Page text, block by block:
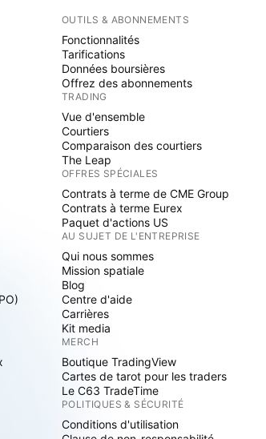
OUTILS & ABONNEMENTS
Fonctionnalités
Tarifications
Données boursières
Offrez des abonnements
TRADING
Vue d'ensemble
Courtiers
Comparaison des courtiers
The Leap
OFFRES SPÉCIALES
Contrats à terme de CME Group
Contrats à terme Eurex
Paquet d'actions US
AU SUJET DE L'ENTREPRISE
Qui nous sommes
Mission spatiale
Blog
Centre d'aide
Carrières
Kit media
MERCH
Boutique TradingView
Cartes de tarot pour les traders
Le C63 TradeTime
POLITIQUES & SÉCURITÉ
Conditions d'utilisation